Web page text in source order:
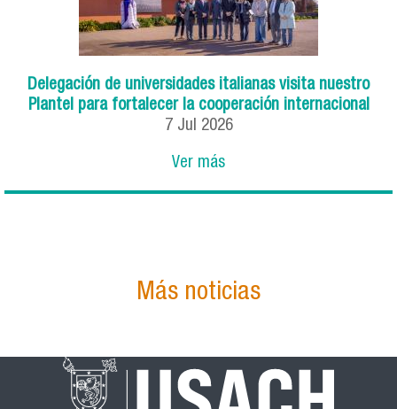
Delegación de universidades italianas visita nuestro
Plantel para fortalecer la cooperación internacional
7 Jul 2026
Ver más
Más noticias